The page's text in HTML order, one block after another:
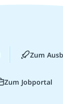
Zum
Zum Jobportal